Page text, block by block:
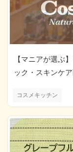
コスメキッチン
【マニアが選ぶ
ック・スキンケ